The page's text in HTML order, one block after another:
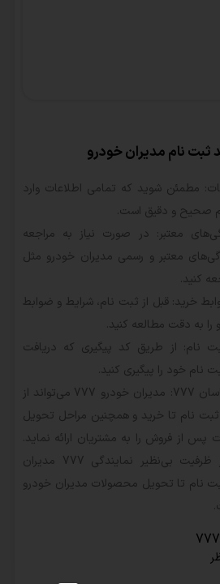
مطمئن شوید که تمامی اطلاعات وارد
صحیح و دقیق است.
معتبر: در صورت نیاز به مراجعه
معتبر و رسمی مدیران خودرو مثل
خرید: قبل از ثبت نام، شرایط و ضوابط
به دقت مطالعه کنید.
نام: از طریق کد پیگیری که دریافت
نام خود را پیگیری کنید.
بهره‌مندی از کارشناسان 777: مدیران خودرو 777 می‌تواند از
نام تا خرید و همچنین مراحل تحویل
از فروش را به مشتریان ارائه نماید.
بنابراین استفاده از ظرفیت بی‌نظیر نمایندگی 777 مدیران
نام تا تحویل محصولات مدیران خودرو